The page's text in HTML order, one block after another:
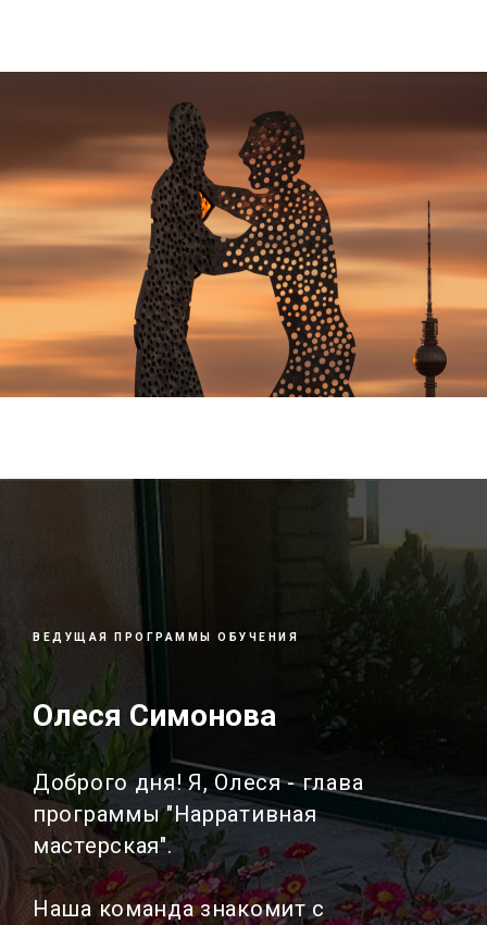
ВЕДУЩАЯ ПРОГРАММЫ ОБУЧЕНИЯ
Олеся Симонова
Доброго дня! Я, Олеся - глава
программы "Нарративная
мастерская".
Наша команда знакомит с